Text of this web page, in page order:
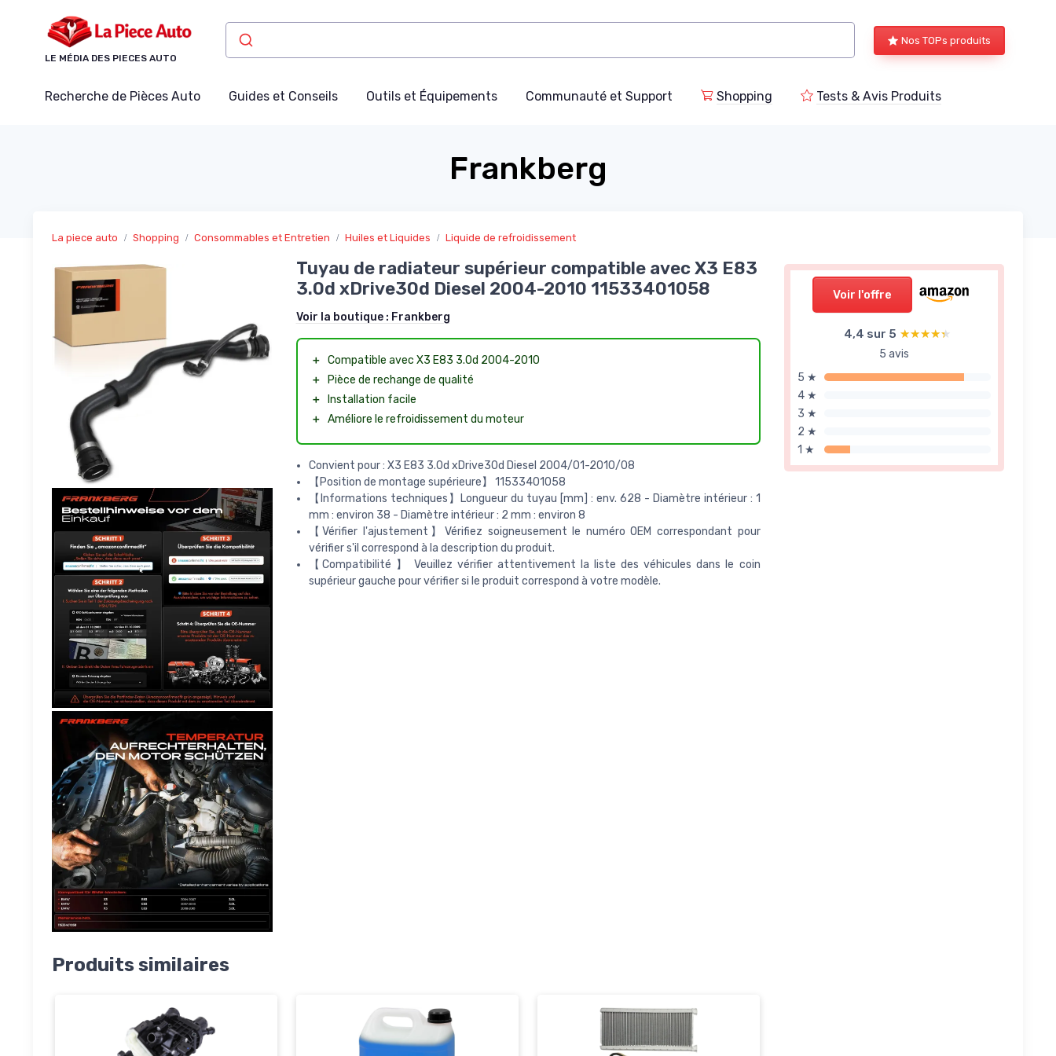
LE MÉDIA DES PIECES AUTO
Nos TOPs produits
Recherche de Pièces Auto Guides et Conseils Outils et Équipements Communauté et Support Shopping Tests & Avis Produits
Frankberg
La piece auto Shopping Consommables et Entretien Huiles et Liquides Liquide de refroidissement
Voir l'offre
4,4 sur 5 ★★★★★
★★★★★
5 avis
5 ★
4 ★
3 ★
2 ★
1 ★
Tuyau de radiateur supérieur compatible avec X3 E83
3.0d xDrive30d Diesel 2004-2010 11533401058
Voir la boutique : Frankberg
＋ Compatible avec X3 E83 3.0d 2004-2010
＋
Pièce de rechange de qualité
＋
Installation facile
＋ Améliore le refroidissement du moteur
Convient pour : X3 E83 3.0d xDrive30d Diesel 2004/01-2010/08
【Position de montage supérieure】 11533401058
【Informations techniques】Longueur du tuyau [mm] : env. 628 - Diamètre intérieur : 1
mm : environ 38 - Diamètre intérieur : 2 mm : environ 8
【Vérifier l'ajustement】Vérifiez soigneusement le numéro OEM correspondant pour
vérifier s'il correspond à la description du produit.
【Compatibilité 】 Veuillez vérifier attentivement la liste des véhicules dans le coin
supérieur gauche pour vérifier si le produit correspond à votre modèle.
Produits similaires